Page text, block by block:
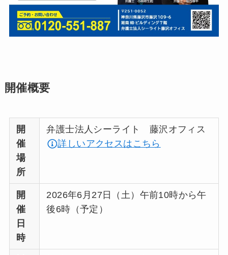
開催概要
開
催
場
所
弁護士法人シーライト 藤沢オフィス
詳しいアクセスはこちら
開
催
日
時
2026年6月27日（土）午前10時から午
後6時（予定）